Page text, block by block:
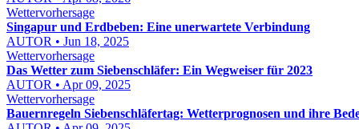
Wettervorhersage
Singapur und Erdbeben: Eine unerwartete Verbindung
AUTOR • Jun 18, 2025
Wettervorhersage
Das Wetter zum Siebenschläfer: Ein Wegweiser für 2023
AUTOR • Apr 09, 2025
Wettervorhersage
Bauernregeln Siebenschläfertag: Wetterprognosen und ihre